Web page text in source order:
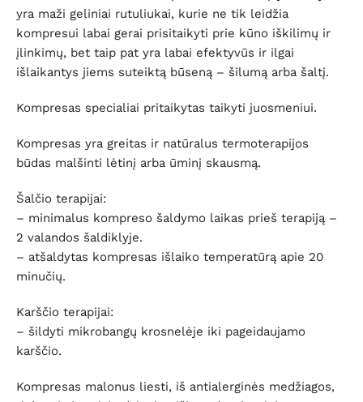
yra maži geliniai rutuliukai, kurie ne tik leidžia
kompresui labai gerai prisitaikyti prie kūno iškilimų ir
įlinkimų, bet taip pat yra labai efektyvūs ir ilgai
išlaikantys jiems suteiktą būseną – šilumą arba šaltį.
Kompresas specialiai pritaikytas taikyti juosmeniui.
Kompresas yra greitas ir natūralus termoterapijos
būdas malšinti lėtinį arba ūminį skausmą.
Šalčio terapijai:
– minimalus kompreso šaldymo laikas prieš terapiją –
2 valandos šaldiklyje.
– atšaldytas kompresas išlaiko temperatūrą apie 20
minučių.
Karščio terapijai:
– šildyti mikrobangų krosnelėje iki pageidaujamo
karščio.
Kompresas malonus liesti, iš antialerginės medžiagos,